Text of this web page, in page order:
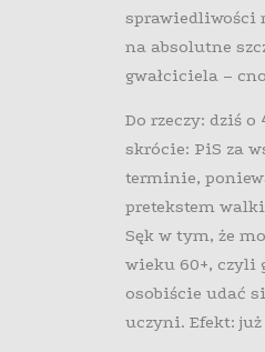
sprawiedliwości
na absolutne
gwałciciela –
Do rzeczy: dziś
skrócie: PiS za
terminie,
pretekstem walki
Sęk w tym, że
wieku 60+, czyli
osobiście udać
uczyni. Efekt: